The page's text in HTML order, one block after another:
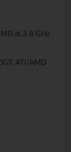
at 2.8 GHz
ATI/AMD